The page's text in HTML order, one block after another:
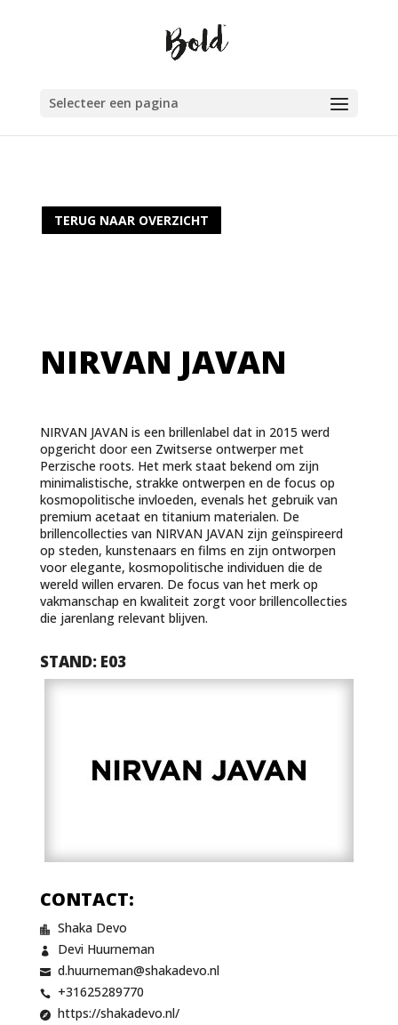
Selecteer een pagina
TERUG NAAR OVERZICHT
NIRVAN JAVAN
NIRVAN JAVAN is een brillenlabel dat in 2015 werd
opgericht door een Zwitserse ontwerper met
Perzische roots. Het merk staat bekend om zijn
minimalistische, strakke ontwerpen en de focus op
kosmopolitische invloeden, evenals het gebruik van
premium acetaat en titanium materialen. De
brillencollecties van NIRVAN JAVAN zijn geïnspireerd
op steden, kunstenaars en films en zijn ontworpen
voor elegante, kosmopolitische individuen die de
wereld willen ervaren. De focus van het merk op
vakmanschap en kwaliteit zorgt voor brillencollecties
die jarenlang relevant blijven.
STAND: E03
CONTACT:
 Shaka Devo
 Devi Huurneman
 d.huurneman@shakadevo.nl
 +31625289770
 https://shakadevo.nl/